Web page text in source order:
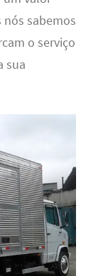
sabemos
o serviço
sua